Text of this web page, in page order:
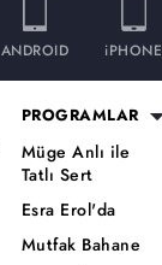
ANDROID iPHONE
PROGRAMLAR
Müge Anlı ile
Tatlı Sert
Esra Erol'da
Mutfak Bahane